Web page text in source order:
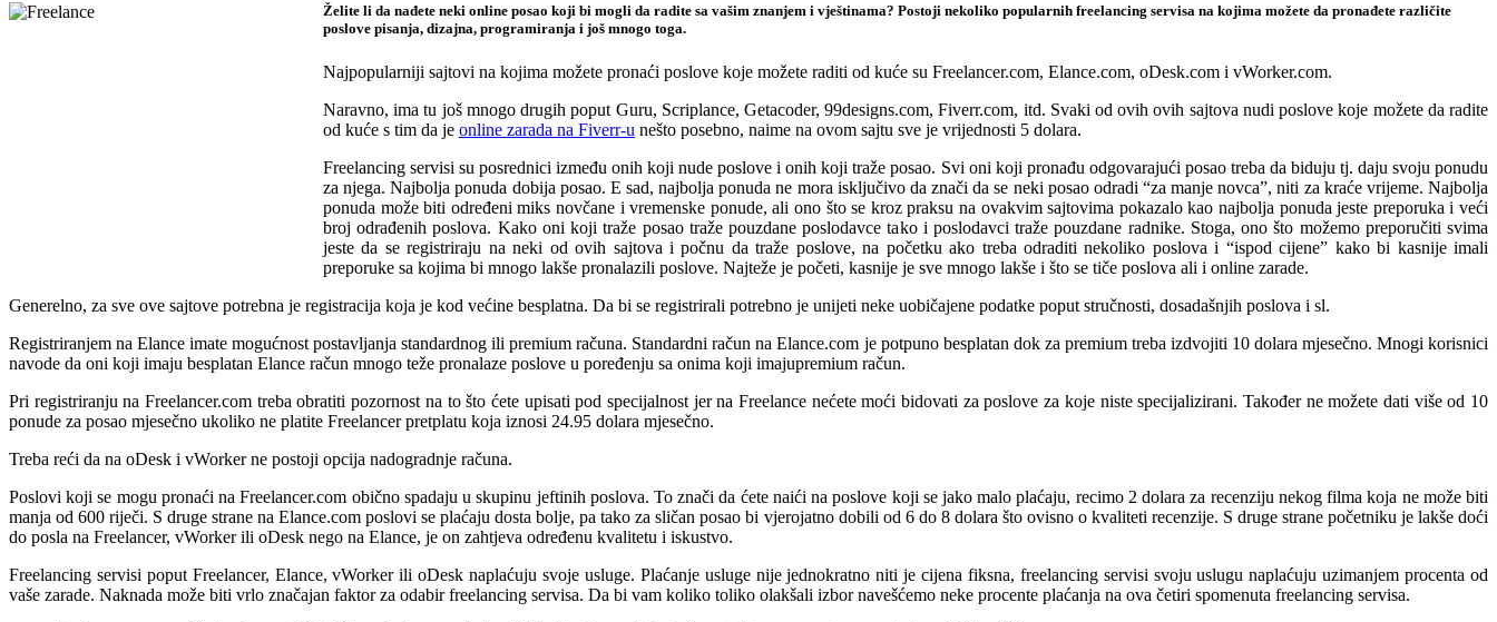
Želite li da nađete neki online posao koji bi mogli da radite sa vašim znanjem i vještinama? Postoji nekoliko popularnih freelancing servisa na kojima možete da pronađete različite
poslove pisanja, dizajna, programiranja i još mnogo toga.
Najpopularniji sajtovi na kojima možete pronaći poslove koje možete raditi od kuće su Freelancer.com, Elance.com, oDesk.com i vWorker.com.
Naravno, ima tu još mnogo drugih poput Guru, Scriplance, Getacoder, 99designs.com, Fiverr.com, itd. Svaki od ovih ovih sajtova nudi poslove koje možete da radite
od kuće s tim da je online zarada na Fiverr-u nešto posebno, naime na ovom sajtu sve je vrijednosti 5 dolara.
Freelancing servisi su posrednici između onih koji nude poslove i onih koji traže posao. Svi oni koji pronađu odgovarajući posao treba da biduju tj. daju svoju ponudu
za njega. Najbolja ponuda dobija posao. E sad, najbolja ponuda ne mora isključivo da znači da se neki posao odradi “za manje novca”, niti za kraće vrijeme. Najbolja
ponuda može biti određeni miks novčane i vremenske ponude, ali ono što se kroz praksu na ovakvim sajtovima pokazalo kao najbolja ponuda jeste preporuka i veći
broj odrađenih poslova. Kako oni koji traže posao traže pouzdane poslodavce tako i poslodavci traže pouzdane radnike. Stoga, ono što možemo preporučiti svima
jeste da se registriraju na neki od ovih sajtova i počnu da traže poslove, na početku ako treba odraditi nekoliko poslova i “ispod cijene” kako bi kasnije imali
preporuke sa kojima bi mnogo lakše pronalazili poslove. Najteže je početi, kasnije je sve mnogo lakše i što se tiče poslova ali i online zarade.
Generelno, za sve ove sajtove potrebna je registracija koja je kod većine besplatna. Da bi se registrirali potrebno je unijeti neke uobičajene podatke poput stručnosti, dosadašnjih poslova i sl.
Registriranjem na Elance imate mogućnost postavljanja standardnog ili premium računa. Standardni račun na Elance.com je potpuno besplatan dok za premium treba izdvojiti 10 dolara mjesečno. Mnogi korisnici
navode da oni koji imaju besplatan Elance račun mnogo teže pronalaze poslove u poređenju sa onima koji imajupremium račun.
Pri registriranju na Freelancer.com treba obratiti pozornost na to što ćete upisati pod specijalnost jer na Freelance nećete moći bidovati za poslove za koje niste specijalizirani. Također ne možete dati više od 10
ponude za posao mjesečno ukoliko ne platite Freelancer pretplatu koja iznosi 24.95 dolara mjesečno.
Treba reći da na oDesk i vWorker ne postoji opcija nadogradnje računa.
Poslovi koji se mogu pronaći na Freelancer.com obično spadaju u skupinu jeftinih poslova. To znači da ćete naići na poslove koji se jako malo plaćaju, recimo 2 dolara za recenziju nekog filma koja ne može biti
manja od 600 riječi. S druge strane na Elance.com poslovi se plaćaju dosta bolje, pa tako za sličan posao bi vjerojatno dobili od 6 do 8 dolara što ovisno o kvaliteti recenzije. S druge strane početniku je lakše doći
do posla na Freelancer, vWorker ili oDesk nego na Elance, je on zahtjeva određenu kvalitetu i iskustvo.
Freelancing servisi poput Freelancer, Elance, vWorker ili oDesk naplaćuju svoje usluge. Plaćanje usluge nije jednokratno niti je cijena fiksna, freelancing servisi svoju uslugu naplaćuju uzimanjem procenta od
vaše zarade. Naknada može biti vrlo značajan faktor za odabir freelancing servisa. Da bi vam koliko toliko olakšali izbor navešćemo neke procente plaćanja na ova četiri spomenuta freelancing servisa.